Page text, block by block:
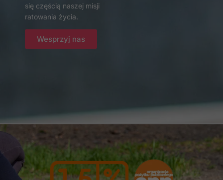
się częścią naszej misji
ratowania życia.
Wesprzyj nas